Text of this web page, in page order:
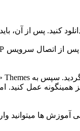
آموزش ها میتوانید